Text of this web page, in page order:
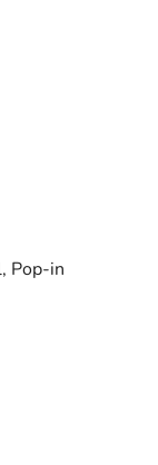
Pop-in